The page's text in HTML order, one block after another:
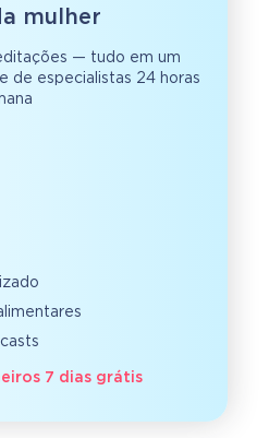
mulher
— tudo em um
de especialistas 24 horas
7 dias grátis